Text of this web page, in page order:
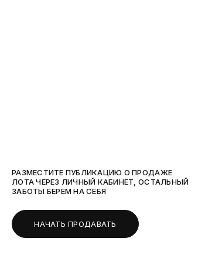
РАЗМЕСТИТЕ ПУБЛИКАЦИЮ О ПРОДАЖЕ
ЛОТА ЧЕРЕЗ ЛИЧНЫЙ КАБИНЕТ, ОСТАЛЬНЫЙ
ЗАБОТЫ БЕРЕМ НА СЕБЯ
НАЧАТЬ ПРОДАВАТЬ